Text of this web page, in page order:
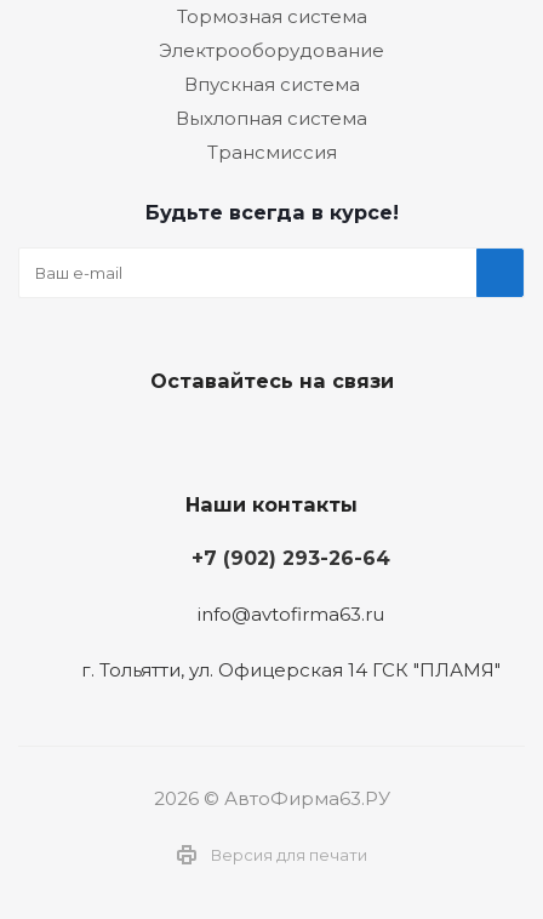
Тормозная система
Электрооборудование
Впускная система
Выхлопная система
Трансмиссия
Будьте всегда в курсе!
Оставайтесь на связи
Наши контакты
+7 (902) 293-26-64
info@avtofirma63.ru
г. Тольятти, ул. Офицерская 14 ГСК "ПЛАМЯ"
2026 © АвтоФирма63.РУ
Версия для печати